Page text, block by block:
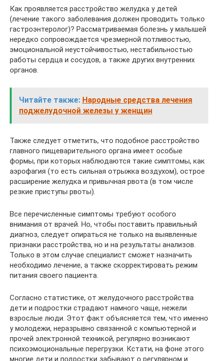
Как проявляется расстройство желудка у детей
(лечение такого заболевания должен проводить только
гастроэнтеролог)? Рассматриваемая болезнь у малышей
нередко сопровождается чрезмерной потливостью,
эмоциональной неустойчивостью, нестабильностью
работы сердца и сосудов, а также других внутренних
органов.
Читайте также: Народные средства лечения
поджелудочной железы у женщин
Также следует отметить, что подобное расстройство
главного пищеварительного органа имеет особые
формы, при которых наблюдаются такие симптомы, как
аэрофагия (то есть сильная отрыжка воздухом), острое
расширение желудка и привычная рвота (в том числе
резкие приступы рвоты).
Все перечисленные симптомы требуют особого
внимания от врачей. Но, чтобы поставить правильный
диагноз, следует опираться не только на выявленные
признаки расстройства, но и на результаты анализов.
Только в этом случае специалист сможет назначить
необходимо лечение, а также скорректировать режим
питания своего пациента.
Согласно статистике, от желудочного расстройства
дети и подростки страдают намного чаще, нежели
взрослые люди. Этот факт объясняется тем, что именно
у молодежи, неразрывно связанной с компьютерной и
прочей электронной техникой, регулярно возникают
психоэмоциональные перегрузки. Кстати, на фоне этого
многие дети и подростки забывают о регулярном и